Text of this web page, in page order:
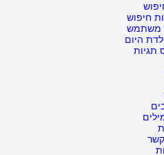
חיפוש
משתמש
היום
תגיות